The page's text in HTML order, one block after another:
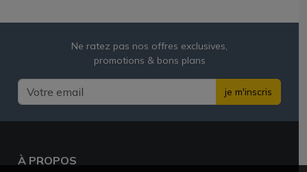
Ne ratez pas nos offres exclusives,
promotions & bons plans
je m'inscris
À PROPOS